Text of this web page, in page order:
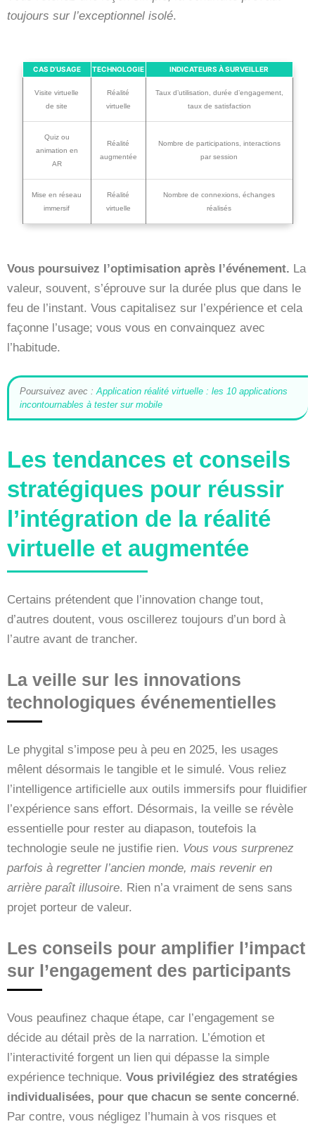
toujours sur l’exceptionnel isolé.
CAS D’USAGE TECHNOLOGIE INDICATEURS À SURVEILLER
Visite virtuelle
de site
Réalité
virtuelle
Taux d’utilisation, durée d’engagement,
taux de satisfaction
Quiz ou
animation en
AR
Réalité
augmentée
Nombre de participations, interactions
par session
Mise en réseau
immersif
Réalité
virtuelle
Nombre de connexions, échanges
réalisés
Vous poursuivez l’optimisation après l’événement. La
valeur, souvent, s’éprouve sur la durée plus que dans le
feu de l’instant. Vous capitalisez sur l’expérience et cela
façonne l’usage; vous vous en convainquez avec
l’habitude.
Poursuivez avec : Application réalité virtuelle : les 10 applications
incontournables à tester sur mobile
Les tendances et conseils
stratégiques pour réussir
l’intégration de la réalité
virtuelle et augmentée
Certains prétendent que l’innovation change tout,
d’autres doutent, vous oscillerez toujours d’un bord à
l’autre avant de trancher.
La veille sur les innovations
technologiques événementielles
Le phygital s’impose peu à peu en 2025, les usages
mêlent désormais le tangible et le simulé. Vous reliez
l’intelligence artificielle aux outils immersifs pour fluidifier
l’expérience sans effort. Désormais, la veille se révèle
essentielle pour rester au diapason, toutefois la
technologie seule ne justifie rien. Vous vous surprenez
parfois à regretter l’ancien monde, mais revenir en
arrière paraît illusoire. Rien n’a vraiment de sens sans
projet porteur de valeur.
Les conseils pour amplifier l’impact
sur l’engagement des participants
Vous peaufinez chaque étape, car l’engagement se
décide au détail près de la narration. L’émotion et
l’interactivité forgent un lien qui dépasse la simple
expérience technique. Vous privilégiez des stratégies
individualisées, pour que chacun se sente concerné.
Par contre, vous négligez l’humain à vos risques et